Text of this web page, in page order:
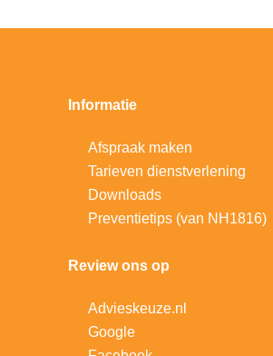
Informatie
Afspraak maken
Tarieven dienstverlening
Downloads
Preventietips (van NH1816)
Review ons op
Advieskeuze.nl
Google